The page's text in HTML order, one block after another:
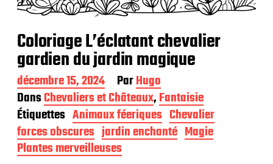
Coloriage L’éclatant chevalier
gardien du jardin magique
D
a
t
e
d
e
p
décembre 15, 2024 ParHugo
DansChevaliers et Châteaux,Fantaisie
Étiquettes Animaux féeriques Chevalier
forces obscures jardin enchanté Magie
Plantes merveilleuses